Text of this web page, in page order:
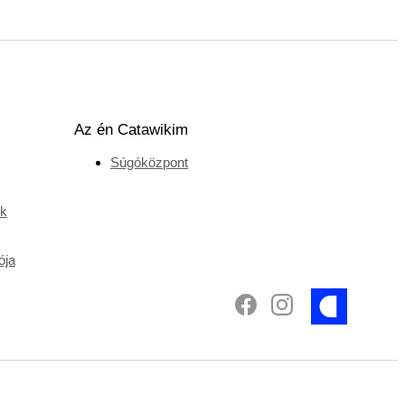
Az én Catawikim
Súgóközpont